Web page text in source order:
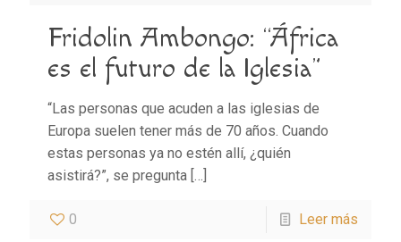
Fridolin Ambongo: “África
es el futuro de la Iglesia”
“Las personas que acuden a las iglesias de
Europa suelen tener más de 70 años. Cuando
estas personas ya no estén allí, ¿quién
asistirá?”, se pregunta […]
0 Leer más